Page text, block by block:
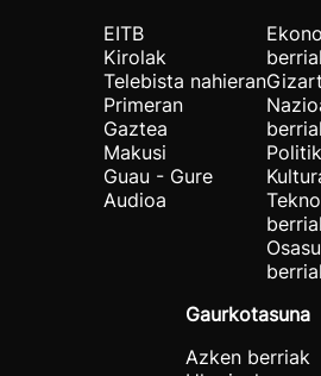
EITB
Kirolak
Telebista nahieran
Primeran
Gaztea
Makusi
Guau - Gure
Audioa
Gaurkotasuna
Azken berriak